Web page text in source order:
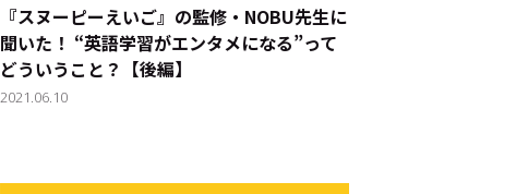
『スヌーピーえいご』の監修・NOBU先生に
聞いた！ “英語学習がエンタメになる”って
どういうこと？【後編】
2021.06.10